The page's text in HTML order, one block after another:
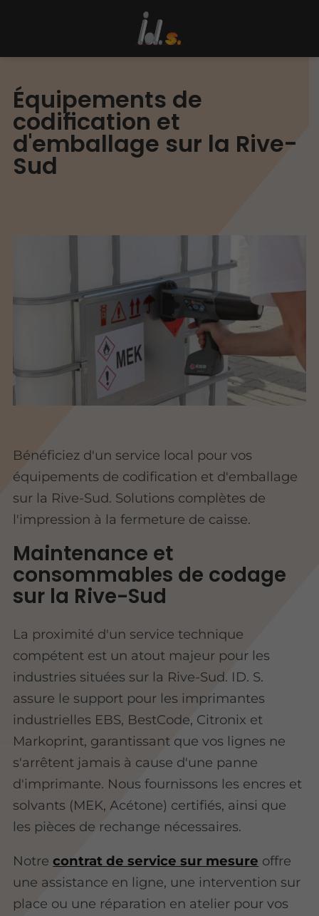
Équipements de
codification et
d'emballage sur la Rive-
Sud
Bénéficiez d'un service local pour vos
équipements de codification et d'emballage
sur la Rive-Sud. Solutions complètes de
l'impression à la fermeture de caisse.
Maintenance et
consommables de codage
sur la Rive-Sud
La proximité d'un service technique
compétent est un atout majeur pour les
industries situées sur la Rive-Sud. ID. S.
assure le support pour les imprimantes
industrielles EBS, BestCode, Citronix et
Markoprint, garantissant que vos lignes ne
s'arrêtent jamais à cause d'une panne
d'imprimante. Nous fournissons les encres et
solvants (MEK, Acétone) certifiés, ainsi que
les pièces de rechange nécessaires.
Notre contrat de service sur mesure offre
une assistance en ligne, une intervention sur
place ou une réparation en atelier pour vos